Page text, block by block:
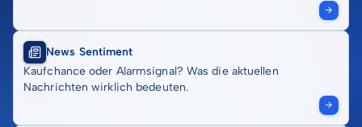
News Sentiment
Kaufchance oder Alarmsignal? Was die aktuellen
Nachrichten wirklich bedeuten.